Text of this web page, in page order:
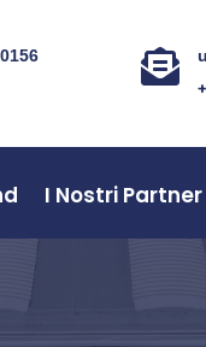

I Nostri Partner